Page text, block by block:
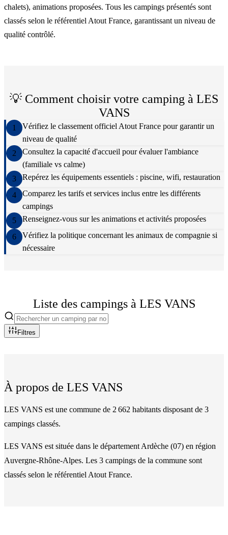
chalets), animations proposées. Tous les campings présentés sont
classés selon le référentiel Atout France, garantissant un niveau de
qualité contrôlé.
💡 Comment choisir votre camping à LES
VANS
1
Vérifiez le classement officiel Atout France pour garantir un
niveau de qualité
2
Consultez la capacité d'accueil pour évaluer l'ambiance
(familiale vs calme)
3
Repérez les équipements essentiels : piscine, wifi, restauration
4
Comparez les tarifs et services inclus entre les différents
campings
5
Renseignez-vous sur les animations et activités proposées
6
Vérifiez la politique concernant les animaux de compagnie si
nécessaire
Liste des campings à LES VANS
Filtres
À propos de LES VANS
LES VANS est une commune de 2 662 habitants disposant de 3
campings classés.
LES VANS est située dans le département Ardèche (07) en région
Auvergne-Rhône-Alpes. Les 3 campings de la commune sont
classés selon le référentiel Atout France.